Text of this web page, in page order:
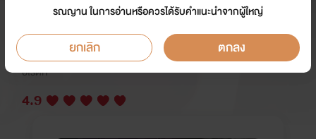
นางร้ายมาเฟีย
นักเขียน: วารินทร์ทิพย์
อีโรติก
4.9
รณญาน ในการอ่านหรือควรได้รับคำแนะนำจากผู้ใหญ่
ยกเลิก ตกลง